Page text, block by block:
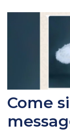
Come